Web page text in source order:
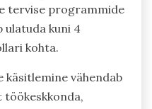
kaotatud tulude
silmitsi seista
stressiga seotud
ressurssidesse